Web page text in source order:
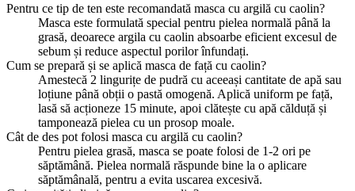
Pentru ce tip de ten este recomandată masca cu argilă cu caolin?
Masca este formulată special pentru pielea normală până la
grasă, deoarece argila cu caolin absoarbe eficient excesul de
sebum și reduce aspectul porilor înfundați.
Cum se prepară și se aplică masca de față cu caolin?
Amestecă 2 lingurițe de pudră cu aceeași cantitate de apă sau
loțiune până obții o pastă omogenă. Aplică uniform pe față,
lasă să acționeze 15 minute, apoi clătește cu apă călduță și
tamponează pielea cu un prosop moale.
Cât de des pot folosi masca cu argilă cu caolin?
Pentru pielea grasă, masca se poate folosi de 1-2 ori pe
săptămână. Pielea normală răspunde bine la o aplicare
săptămânală, pentru a evita uscarea excesivă.